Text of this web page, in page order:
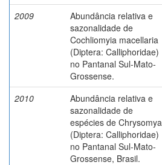
2009
Abundância relativa e
sazonalidade de
Cochliomyia macellaria
(Diptera: Calliphoridae)
no Pantanal Sul-Mato-
Grossense.
2010
Abundância relativa e
sazonalidade de
espécies de Chrysomya
(Diptera: Calliphoridae)
no Pantanal Sul-Mato-
Grossense, Brasil.